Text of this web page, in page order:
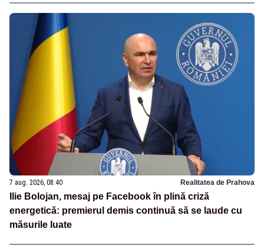
7 aug. 2026, 08:40 Realitatea de Prahova
Ilie Bolojan, mesaj pe Facebook în plină criză
energetică: premierul demis continuă să se laude cu
măsurile luate